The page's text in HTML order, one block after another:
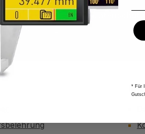
Datenschutzbestimmungen zur
bin mit ihnen
* Für